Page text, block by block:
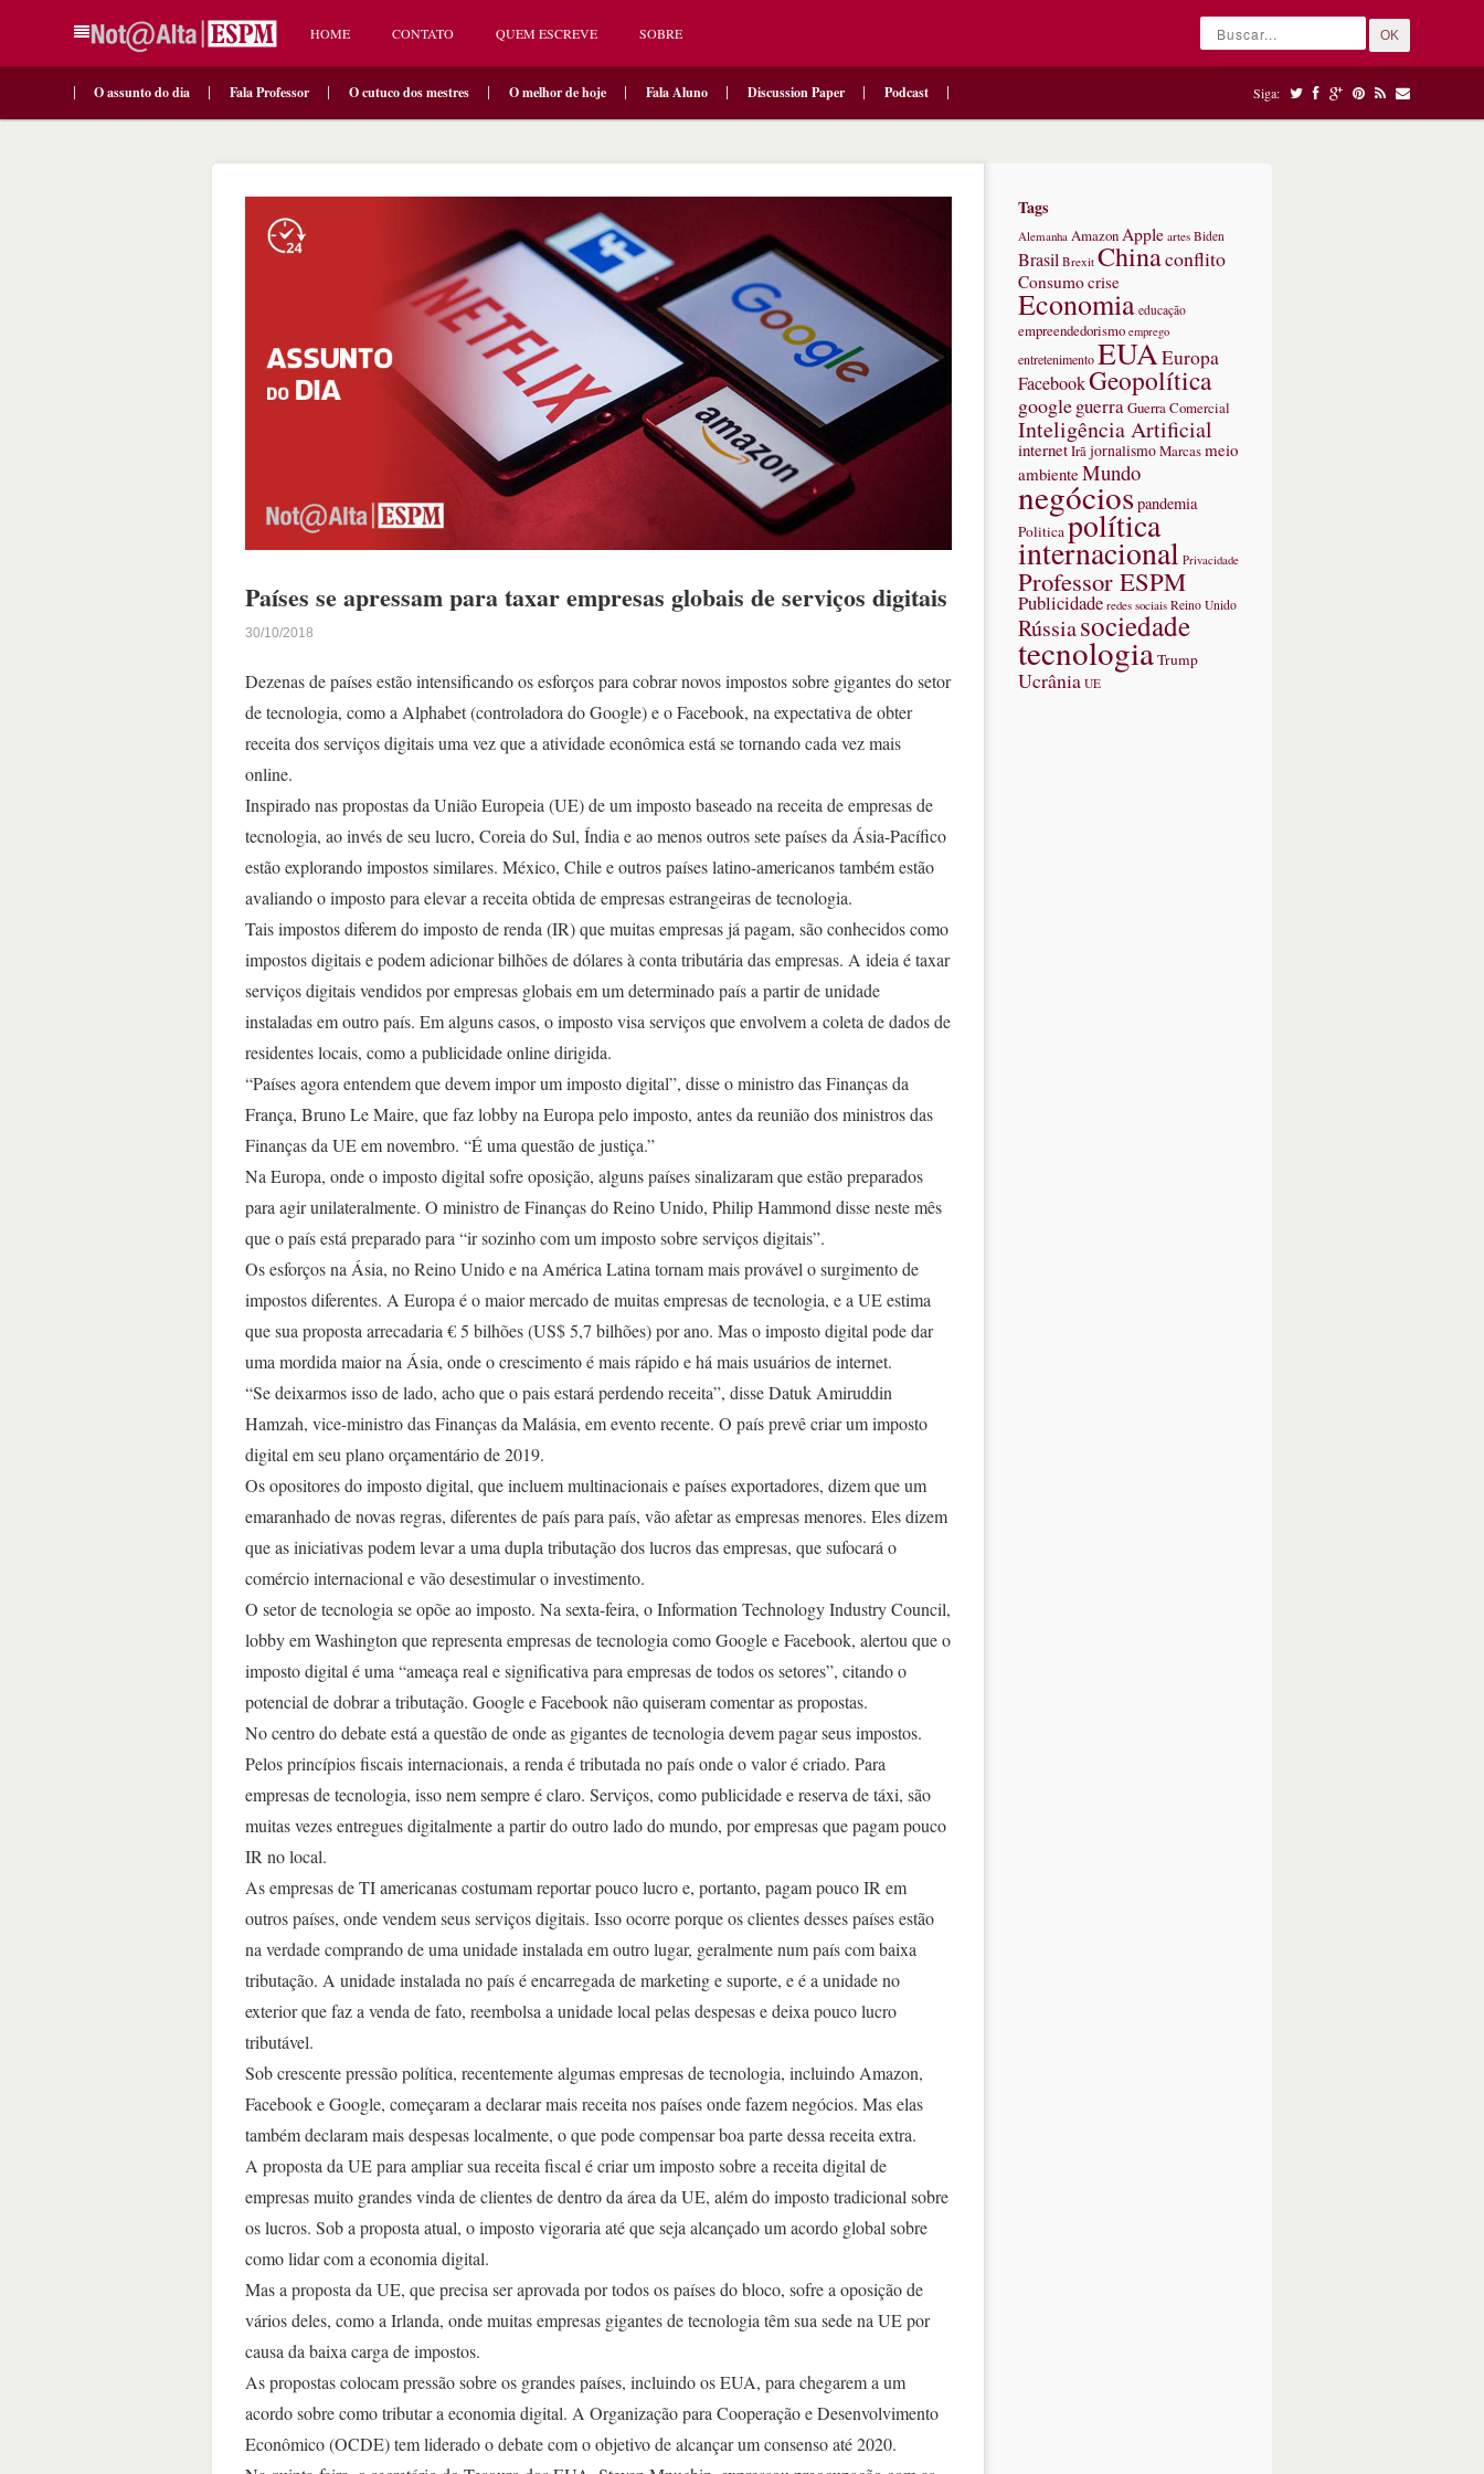
HOME CONTATO QUEM ESCREVE SOBRE OK
O assunto do dia Fala Professor O cutuco dos mestres O melhor de hoje Fala Aluno Discussion Paper Podcast Siga:
Países se apressam para taxar empresas globais de serviços digitais
30/10/2018
Dezenas de países estão intensificando os esforços para cobrar novos impostos sobre gigantes do setor
de tecnologia, como a Alphabet (controladora do Google) e o Facebook, na expectativa de obter
receita dos serviços digitais uma vez que a atividade econômica está se tornando cada vez mais
online.
Inspirado nas propostas da União Europeia (UE) de um imposto baseado na receita de empresas de
tecnologia, ao invés de seu lucro, Coreia do Sul, Índia e ao menos outros sete países da Ásia-Pacífico
estão explorando impostos similares. México, Chile e outros países latino-americanos também estão
avaliando o imposto para elevar a receita obtida de empresas estrangeiras de tecnologia.
Tais impostos diferem do imposto de renda (IR) que muitas empresas já pagam, são conhecidos como
impostos digitais e podem adicionar bilhões de dólares à conta tributária das empresas. A ideia é taxar
serviços digitais vendidos por empresas globais em um determinado país a partir de unidade
instaladas em outro país. Em alguns casos, o imposto visa serviços que envolvem a coleta de dados de
residentes locais, como a publicidade online dirigida.
“Países agora entendem que devem impor um imposto digital”, disse o ministro das Finanças da
França, Bruno Le Maire, que faz lobby na Europa pelo imposto, antes da reunião dos ministros das
Finanças da UE em novembro. “É uma questão de justiça.”
Na Europa, onde o imposto digital sofre oposição, alguns países sinalizaram que estão preparados
para agir unilateralmente. O ministro de Finanças do Reino Unido, Philip Hammond disse neste mês
que o país está preparado para “ir sozinho com um imposto sobre serviços digitais”.
Os esforços na Ásia, no Reino Unido e na América Latina tornam mais provável o surgimento de
impostos diferentes. A Europa é o maior mercado de muitas empresas de tecnologia, e a UE estima
que sua proposta arrecadaria € 5 bilhões (US$ 5,7 bilhões) por ano. Mas o imposto digital pode dar
uma mordida maior na Ásia, onde o crescimento é mais rápido e há mais usuários de internet.
“Se deixarmos isso de lado, acho que o pais estará perdendo receita”, disse Datuk Amiruddin
Hamzah, vice-ministro das Finanças da Malásia, em evento recente. O país prevê criar um imposto
digital em seu plano orçamentário de 2019.
Os opositores do imposto digital, que incluem multinacionais e países exportadores, dizem que um
emaranhado de novas regras, diferentes de país para país, vão afetar as empresas menores. Eles dizem
que as iniciativas podem levar a uma dupla tributação dos lucros das empresas, que sufocará o
comércio internacional e vão desestimular o investimento.
O setor de tecnologia se opõe ao imposto. Na sexta-feira, o Information Technology Industry Council,
lobby em Washington que representa empresas de tecnologia como Google e Facebook, alertou que o
imposto digital é uma “ameaça real e significativa para empresas de todos os setores”, citando o
potencial de dobrar a tributação. Google e Facebook não quiseram comentar as propostas.
No centro do debate está a questão de onde as gigantes de tecnologia devem pagar seus impostos.
Pelos princípios fiscais internacionais, a renda é tributada no país onde o valor é criado. Para
empresas de tecnologia, isso nem sempre é claro. Serviços, como publicidade e reserva de táxi, são
muitas vezes entregues digitalmente a partir do outro lado do mundo, por empresas que pagam pouco
IR no local.
As empresas de TI americanas costumam reportar pouco lucro e, portanto, pagam pouco IR em
outros países, onde vendem seus serviços digitais. Isso ocorre porque os clientes desses países estão
na verdade comprando de uma unidade instalada em outro lugar, geralmente num país com baixa
tributação. A unidade instalada no país é encarregada de marketing e suporte, e é a unidade no
exterior que faz a venda de fato, reembolsa a unidade local pelas despesas e deixa pouco lucro
tributável.
Sob crescente pressão política, recentemente algumas empresas de tecnologia, incluindo Amazon,
Facebook e Google, começaram a declarar mais receita nos países onde fazem negócios. Mas elas
também declaram mais despesas localmente, o que pode compensar boa parte dessa receita extra.
A proposta da UE para ampliar sua receita fiscal é criar um imposto sobre a receita digital de
empresas muito grandes vinda de clientes de dentro da área da UE, além do imposto tradicional sobre
os lucros. Sob a proposta atual, o imposto vigoraria até que seja alcançado um acordo global sobre
como lidar com a economia digital.
Mas a proposta da UE, que precisa ser aprovada por todos os países do bloco, sofre a oposição de
vários deles, como a Irlanda, onde muitas empresas gigantes de tecnologia têm sua sede na UE por
causa da baixa carga de impostos.
As propostas colocam pressão sobre os grandes países, incluindo os EUA, para chegarem a um
acordo sobre como tributar a economia digital. A Organização para Cooperação e Desenvolvimento
Econômico (OCDE) tem liderado o debate com o objetivo de alcançar um consenso até 2020.
Tags
Alemanha Amazon Apple artes Biden
Brasil Brexit Chinaconflito
Consumocrise
Economia educação
empreendedorismo emprego
entretenimentoEUAEuropa
FacebookGeopolítica
googleguerraGuerra Comercial
Inteligência Artificial
internetIrãjornalismoMarcasmeio
ambienteMundo
negóciospandemia
Politicapolítica
internacional Privacidade
Professor ESPM
Publicidade redes sociais Reino Unido
Rússiasociedade
tecnologiaTrump
Ucrânia UE